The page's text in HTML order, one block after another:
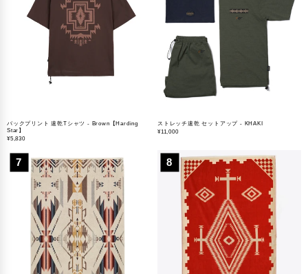
バックプリント 速乾Tシャツ - Brown【Harding
Star】
¥5,830
ストレッチ速乾 セットアップ - KHAKI
¥11,000
7 8